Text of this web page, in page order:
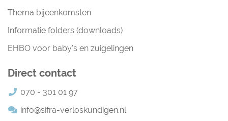
Thema bijeenkomsten
Informatie folders (downloads)
EHBO voor baby's en zuigelingen
Direct contact
070 - 301 01 97
info@sifra-verloskundigen.nl